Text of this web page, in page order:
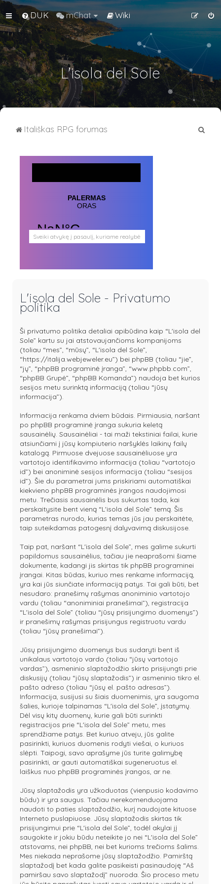
DUK mChat Wiki
L'isola del Sole
Itališkas RPG forumas
Sveiki atvykę į pasaulį, kuriame realybė
persipina su mistika. Pasaulį, kuris
Parašai ir tekstai
L'isola del Sole - Privatumo
politika
Ši privatumo politika detaliai apibūdina kaip “L'isola del
Sole” kartu su jai atstovaujančioms kompanijoms
(toliau “mes”, “mūsų”, “L'isola del Sole”,
“https://italija.webjeweler.eu”) bei phpBB (toliau “jie”,
“jų”, “phpBB programinė įranga”, “www.phpbb.com”,
“phpBB Grupė”, “phpBB Komanda”) naudoja bet kurios
sesijos metu surinktą informaciją (toliau “jūsų
informacija”).
Informacija renkama dviem būdais. Pirmiausia, naršant
po phpBB programinė įranga sukuria keletą
sausainėlių. Sausainėliai - tai maži tekstiniai failai, kurie
atsiunčiami į jūsų kompiuterio naršyklės laikinų failų
katalogą. Pirmuose dvejuose sausainėliuose yra
vartotojo identifikavimo informacija (toliau “vartotojo
id”) bei anoniminė sesijos informacija (toliau “sesijos
id”). Šie du parametrai jums priskiriami automatiškai
kiekvieno phpBB programinės įrangos naudojimosi
metu. Trečiasis sausainėlis bus sukurtas tada, kai
perskaitysite bent vieną “L'isola del Sole” temą. Šis
parametras nurodo, kurias temas jūs jau perskaitėte,
taip suteikdamas patogesnį dalyvavimą diskusijose.
Taip pat, naršant “L'isola del Sole”, mes galime sukurti
papildomus sausainėlius, tačiau jie neaprašomi šiame
dokumente, kadangi jis skirtas tik phpBB programinei
įrangai. Kitas būdas, kuriuo mes renkame informaciją,
yra kai jūs siunčiate informaciją patys. Tai gali būti, bet
nesudaro: pranešimų rašymas anoniminio vartotojo
vardu (toliau “anoniminiai pranešimai”), registracija
“L'isola del Sole” (toliau “jūsų prisijungimo duomenys”)
ir pranešimų rašymas prisijungus registruotu vardu
(toliau “jūsų pranešimai”).
Jūsų prisijungimo duomenys bus sudaryti bent iš
unikalaus vartotojo vardo (toliau “jūsų vartotojo
vardas”), asmeninio slaptažodžio skirto prisijungti prie
diskusijų (toliau “jūsų slaptažodis”) ir asmeninio tikro el.
pašto adreso (toliau “jūsų el. pašto adresas”).
Informacija, susijusi su šiais duomenimis, yra saugoma
šalies, kurioje talpinamas “L'isola del Sole”, įstatymų.
Dėl visų kitų duomenų, kurie gali būti surinkti
registracijos prie “L'isola del Sole” metu, mes
sprendžiame patys. Bet kuriuo atveju, jūs galite
pasirinkti, kuriuos duomenis rodyti viešai, o kuriuos
slėpti. Taipogi, savo aprašyme jūs turite galimybę
pasirinkti, ar gauti automatiškai sugeneruotus el.
laiškus nuo phpBB programinės įrangos, ar ne.
Jūsų slaptažodis yra užkoduotas (vienpusio kodavimo
būdu) ir yra saugus. Tačiau nerekomenduojama
naudoti to paties slaptažodžio, kurį naudojate kituose
Interneto puslapiuose. Jūsų slaptažodis skirtas tik
prisijungimui prie “L'isola del Sole”, todėl akylai jį
saugokite ir jokiu būdu neteikite jo nei “L'isola del Sole”
atstovams, nei phpBB, nei bet kurioms trečioms šalims.
Mes niekada neprašome jūsų slaptažodžio. Pamirštą
slaptažodį bet kada galite pasikeisti pasinaudoję “Aš
pamiršau savo slaptažodį” nuoroda. Šio proceso metu